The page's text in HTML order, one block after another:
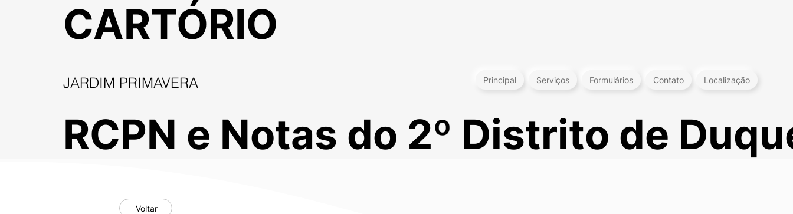
CARTÓRIO
JARDIM PRIMAVERA
RCPN e Notas do 2º Distrito de
Principal Serviços Formulários Contato Localização
Voltar